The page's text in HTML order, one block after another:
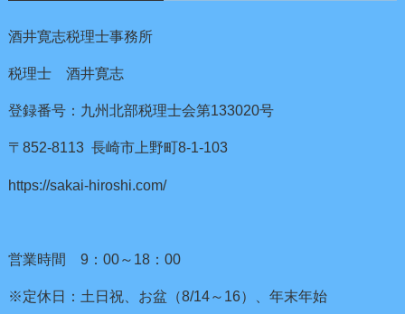
酒井寛志税理士事務所
税理士 酒井寛志
登録番号：九州北部税理士会第133020号
〒852-8113 長崎市上野町8-1-103
https://sakai-hiroshi.com/
営業時間 9：00～18：00
※定休日：土日祝、お盆（8/14～16）、年末年始